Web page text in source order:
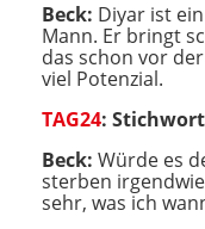
Beck: Diyar ist
Mann. Er bringt
das schon vor
viel Potenzial.
TAG24:
Beck: Würde es
sterben
sehr, was ich